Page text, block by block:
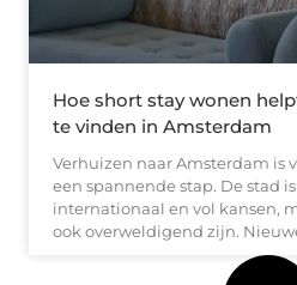
Hoe short stay wonen
te vinden in Amsterdam
Verhuizen naar Amsterdam is
een spannende stap. De stad
internationaal en vol kansen,
ook overweldigend zijn.